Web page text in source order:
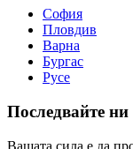
София
Пловдив
Варна
Бургас
Русе
Последвайте ни
Вашата сила е да